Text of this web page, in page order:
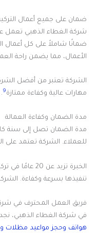
ضمان على جميع أعمال
شركة الغطاء الذهبي تعمل
ضمانًا شاملاً على كل أعمال
الأعمال، مما يضمن راحة
الشركة تعتبر من أفضل
مهارات عالية وكفاءة ممتازة9
.
مدة الضمان وكفاءة العمالة
مدة الضمان تصل إلى سنة
للعملاء. الشركة تعتمد على
الخبرة تزيد عن 20 عامًا في تركيب المظلات والسواتر
تنفيذها بسرعة وكفاءة.
فريق العمل المحترف في
في شركة الغطاء الذهبي،
هواتف وحجز مواعيد مظلات